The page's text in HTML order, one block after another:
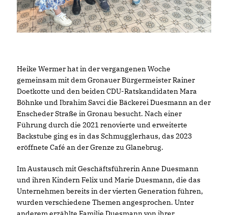
Heike Wermer hat in der vergangenen Woche
gemeinsam mit dem Gronauer Bürgermeister Rainer
Doetkotte und den beiden CDU-Ratskandidaten Mara
Böhnke und Ibrahim Savci die Bäckerei Duesmann an der
Enscheder Straße in Gronau besucht. Nach einer
Führung durch die 2021 renovierte und erweiterte
Backstube ging es in das Schmugglerhaus, das 2023
eröffnete Café an der Grenze zu Glanebrug.
Im Austausch mit Geschäftsführerin Anne Duesmann
und ihren Kindern Felix und Marie Duesmann, die das
Unternehmen bereits in der vierten Generation führen,
wurden verschiedene Themen angesprochen. Unter